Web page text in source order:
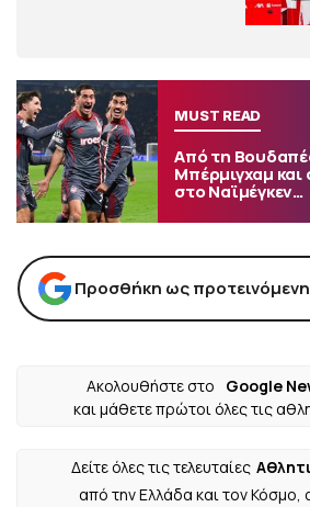
MUST READ
Από τη
Μπέρμιγχαμ
στο Ναϊμέγκεν…
Προσθήκη ως
Ακολουθήστε στο
Google
και μάθετε πρώτοι όλες τις
Δείτε όλες τις τελευταίες
από την Ελλάδα και τον Κόσμο,